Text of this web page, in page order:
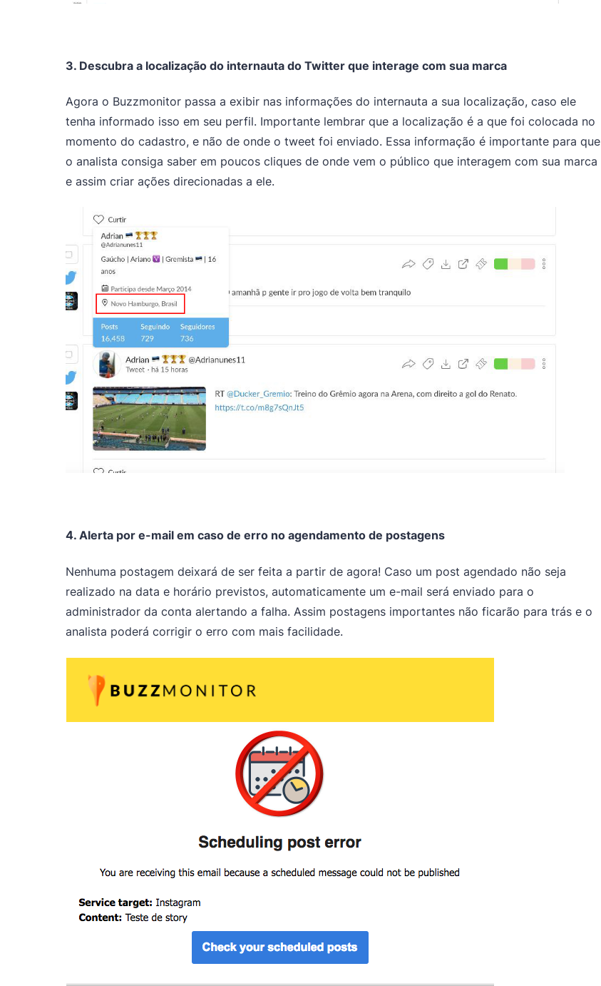
3. Descubra a localização do internauta do Twitter que interage com sua marca
Agora o Buzzmonitor passa a exibir nas informações do internauta a sua localização, caso ele
tenha informado isso em seu perfil. Importante lembrar que a localização é a que foi colocada no
momento do cadastro, e não de onde o tweet foi enviado. Essa informação é importante para que
o analista consiga saber em poucos cliques de onde vem o público que interagem com sua marca
e assim criar ações direcionadas a ele.
4. Alerta por e-mail em caso de erro no agendamento de postagens
Nenhuma postagem deixará de ser feita a partir de agora! Caso um post agendado não seja
realizado na data e horário previstos, automaticamente um e-mail será enviado para o
administrador da conta alertando a falha. Assim postagens importantes não ficarão para trás e o
analista poderá corrigir o erro com mais facilidade.